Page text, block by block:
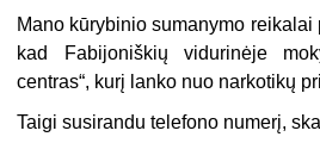
Mano kūrybinio sumanymo
kad Fabijoniškių vidurinėje
centras“, kurį lanko nuo narkotikų
Taigi susirandu telefono numerį,